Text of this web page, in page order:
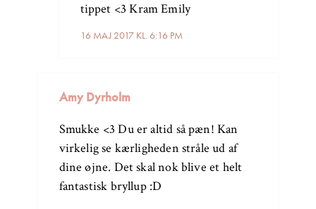
16 MAJ 2017 KL. 6:16 PM
tippet <3 Kram Emily
Amy Dyrholm
Smukke <3 Du er altid så pæn! Kan
virkelig se kærligheden stråle ud af
dine øjne. Det skal nok blive et helt
fantastisk bryllup :D